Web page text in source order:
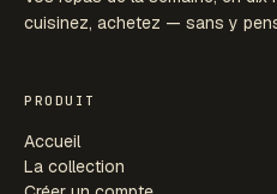
cuisinez, achetez — sans y
PRODUIT
Accueil
La collection